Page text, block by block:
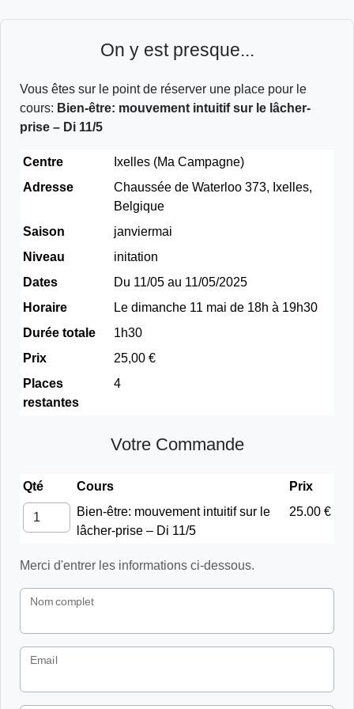
On y est presque...
Vous êtes sur le point de réserver une place pour le
cours: Bien-être: mouvement intuitif sur le lâcher-
prise – Di 11/5
Centre
Ixelles (Ma Campagne)
Adresse
Chaussée de Waterloo 373, Ixelles,
Belgique
Saison
janviermai
Niveau
initation
Dates
Du 11/05 au 11/05/2025
Horaire
Le dimanche 11 mai de 18h à 19h30
Durée totale
1h30
Prix
25,00 €
Places
restantes
4
Votre Commande
Qté Cours
Prix
Bien-être: mouvement intuitif sur le
lâcher-prise – Di 11/5
25.00 €
Merci d'entrer les informations ci-dessous.
Nom complet
Email